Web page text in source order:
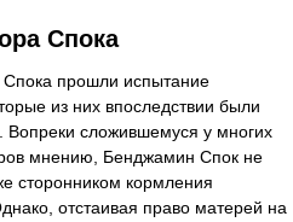
Спока
Спока прошли испытание
из них впоследствии были
сложившемуся у многих
мнению, Бенджамин Спок не
сторонником кормления
отстаивая право матерей на